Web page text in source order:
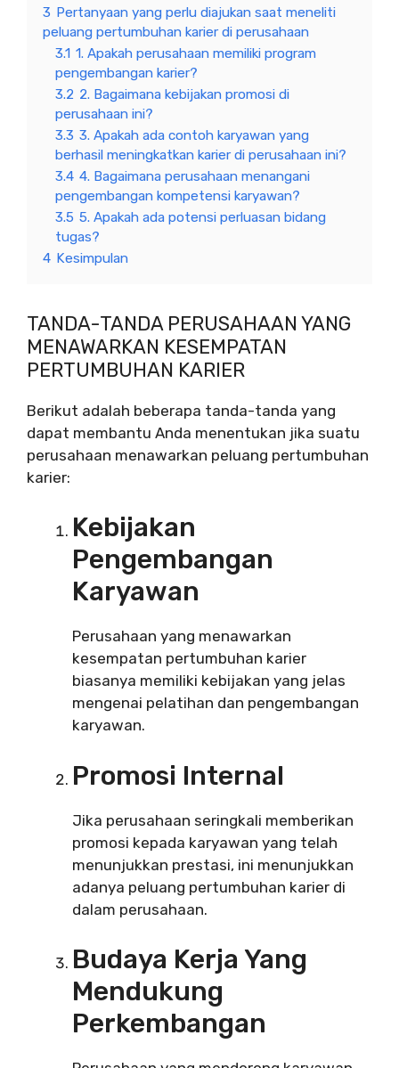
3 Pertanyaan yang perlu diajukan saat meneliti
peluang pertumbuhan karier di perusahaan
3.1 1. Apakah perusahaan memiliki program
pengembangan karier?
3.2 2. Bagaimana kebijakan promosi di
perusahaan ini?
3.3 3. Apakah ada contoh karyawan yang
berhasil meningkatkan karier di perusahaan ini?
3.4 4. Bagaimana perusahaan menangani
pengembangan kompetensi karyawan?
3.5 5. Apakah ada potensi perluasan bidang
tugas?
4 Kesimpulan
TANDA-TANDA PERUSAHAAN YANG
MENAWARKAN KESEMPATAN
PERTUMBUHAN KARIER
Berikut adalah beberapa tanda-tanda yang
dapat membantu Anda menentukan jika suatu
perusahaan menawarkan peluang pertumbuhan
karier:
Kebijakan
Pengembangan
Karyawan
Perusahaan yang menawarkan
kesempatan pertumbuhan karier
biasanya memiliki kebijakan yang jelas
mengenai pelatihan dan pengembangan
karyawan.
Promosi Internal
Jika perusahaan seringkali memberikan
promosi kepada karyawan yang telah
menunjukkan prestasi, ini menunjukkan
adanya peluang pertumbuhan karier di
dalam perusahaan.
Budaya Kerja Yang
Mendukung
Perkembangan